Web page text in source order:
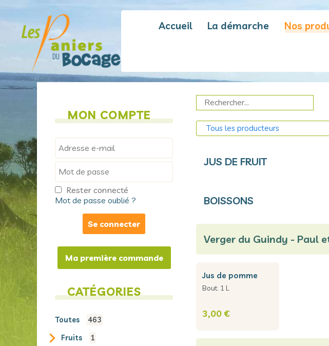
contenu
Accueil La démarche Nos
JUS DE FRUIT
BOISSONS
Verger du Guindy - Paul
jus de pomme
Bout. 1 L
3,00 €
MON COMPTE
Rester connecté
Mot de passe oublié ?
Ma première commande
CATÉGORIES
toutes
463
fruits
1